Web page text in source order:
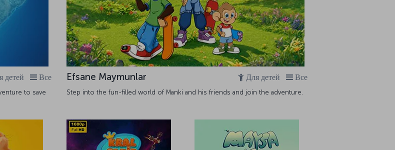
детей Все
to save
Для детей Все
Efsane Maymunlar
Step into the fun-filled world of Manki and his friends and join the adventure.